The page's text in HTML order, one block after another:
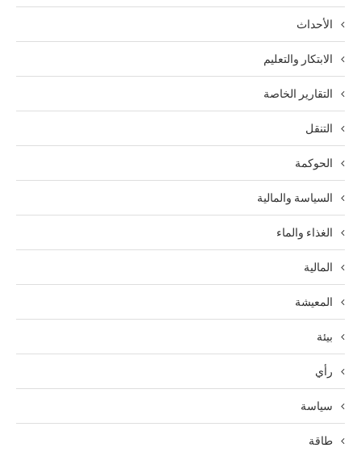
الأحداث
الابتكار والتعليم
التقارير الخاصة
التنقل
الحوكمة
السياسة والمالية
الغذاء والماء
المالية
المعيشة
بيئة
رأي
سياسة
طاقة